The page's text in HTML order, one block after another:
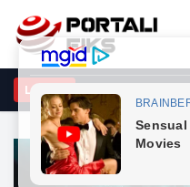
LAJME
godet opozitën: Po